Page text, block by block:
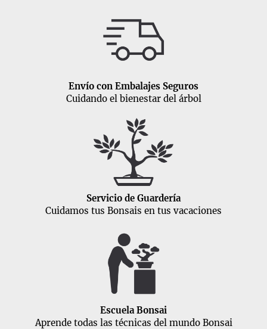
Envío con Embalajes Seguros
Cuidando el bienestar del árbol
Servicio de Guardería
Cuidamos tus Bonsais en tus vacaciones
Escuela Bonsai
Aprende todas las técnicas del mundo Bonsai